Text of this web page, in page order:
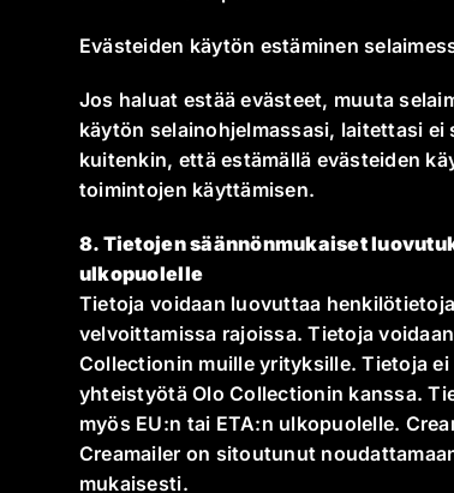
Evästeiden käytön estäminen
Jos haluat estää evästeet, muuta
käytön selainohjelmassasi, laitettasi
kuitenkin, että estämällä evästeiden
toimintojen käyttämisen.
8. Tietojen säännönmukaiset
ulkopuolelle
Tietoja voidaan luovuttaa
velvoittamissa rajoissa. Tietoja
Collectionin muille yrityksille. Tietoja
yhteistyötä Olo Collectionin kanssa.
myös EU:n tai ETA:n ulkopuolelle.
Creamailer on sitoutunut
mukaisesti.